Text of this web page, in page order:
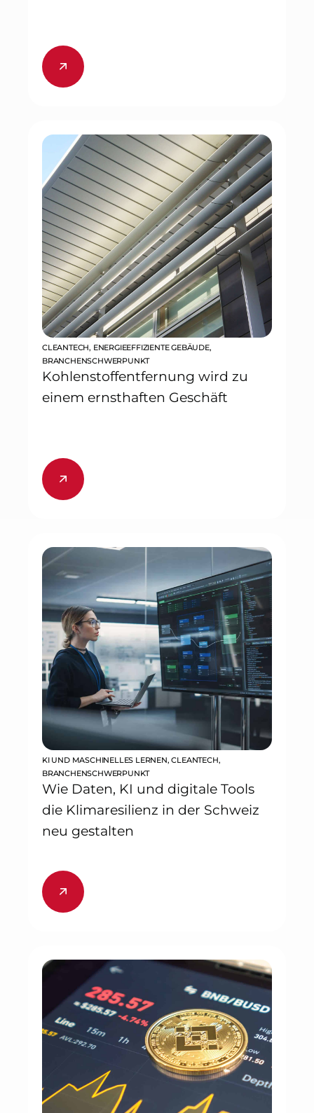
CLEANTECH, ENERGIEEFFIZIENTE GEBÄUDE,
BRANCHENSCHWERPUNKT
Kohlenstoffentfernung wird zu
einem ernsthaften Geschäft
KI UND MASCHINELLES LERNEN,CLEANTECH,
BRANCHENSCHWERPUNKT
Wie Daten, KI und digitale Tools
die Klimaresilienz in der Schweiz
neu gestalten